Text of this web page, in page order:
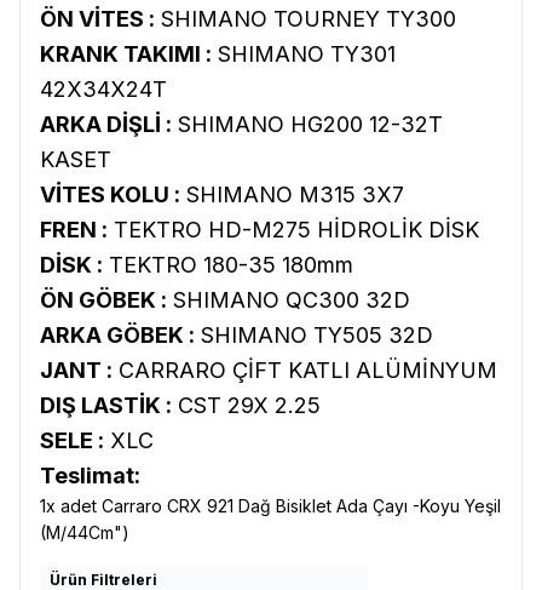
ÖN VİTES : SHIMANO TOURNEY TY300
KRANK TAKIMI : SHIMANO TY301
42X34X24T
ARKA DİŞLİ : SHIMANO HG200 12-32T
KASET
VİTES KOLU : SHIMANO M315 3X7
FREN : TEKTRO HD-M275 HİDROLİK DİSK
DİSK : TEKTRO 180-35 180mm
ÖN GÖBEK : SHIMANO QC300 32D
ARKA GÖBEK : SHIMANO TY505 32D
JANT : CARRARO ÇİFT KATLI ALÜMİNYUM
DIŞ LASTİK : CST 29X 2.25
SELE : XLC
Teslimat:
1x adet Carraro CRX 921 Dağ Bisiklet Ada Çayı -Koyu Yeşil
(M/44Cm")
Ürün Filtreleri